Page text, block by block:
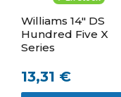
Williams 14" DS
Hundred Five X
Series
13,31 €